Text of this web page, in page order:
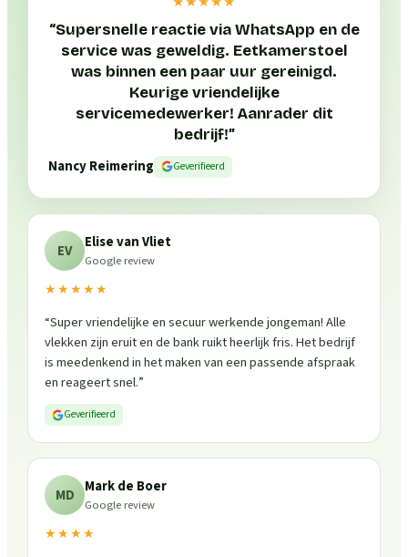
“Supersnelle reactie via WhatsApp en de
service was geweldig. Eetkamerstoel
was binnen een paar uur gereinigd.
Keurige vriendelijke
servicemedewerker! Aanrader dit
bedrijf!”
Nancy Reimering
Geverifieerd
EV Elise van Vliet
Google review
★★★★★
“Super vriendelijke en secuur werkende jongeman! Alle
vlekken zijn eruit en de bank ruikt heerlijk fris. Het bedrijf
is meedenkend in het maken van een passende afspraak
en reageert snel.”
Geverifieerd
MD Mark de Boer
Google review
★★★★